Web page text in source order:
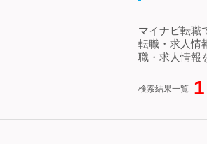
マイナビ転職
転職・求人情
職・求人情報
検索結果一覧 1